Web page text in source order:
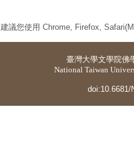
建議您使用 Chrome, Firefox,
臺灣大學文學院佛
National Taiwan
doi:10.6681/